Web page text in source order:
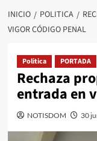
INICIO POLITICA
VIGOR CÓDIGO PENAL
Politica PORTADA
Rechaza
entrada en
NOTISDOM 30